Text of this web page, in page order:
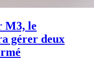
M3, le
gérer deux